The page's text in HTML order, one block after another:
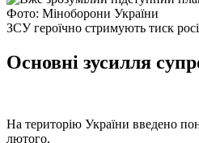
Фото: Міноборони України
ЗСУ героїчно стримують тиск
Основні зусилля
На територію України введено
лютого.